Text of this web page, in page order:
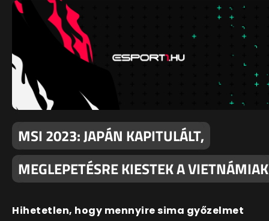
MSI 2023: JAPÁN KAPITULÁLT,
MEGLEPETÉSRE KIESTEK A VIETNÁMIAK
Hihetetlen, hogy mennyire sima győzelmet